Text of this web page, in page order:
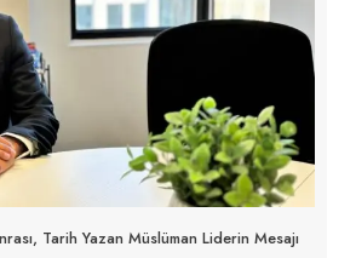
Tarih Yazan Müslüman Liderin Mesajı